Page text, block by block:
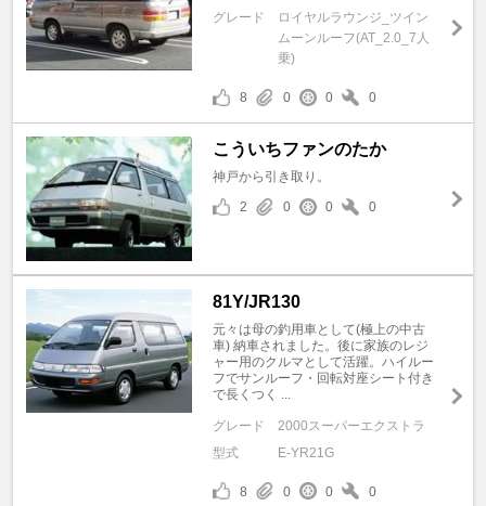
グレード
ロイヤルラウンジ_ツイン
ムーンルーフ(AT_2.0_7人
乗)
8 0 0 0
こういちファンのたか
神戸から引き取り。
2
0 0 0
81Y/JR130
元々は母の釣用車として(極上の中古
車) 納車されました。後に家族のレジ
ャー用のクルマとして活躍。ハイルー
フでサンルーフ・回転対座シート付き
で長くつく ...
グレード
2000スーパーエクストラ
型式
E-YR21G
8 0 0 0